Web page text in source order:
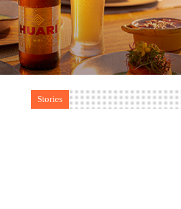
Stories